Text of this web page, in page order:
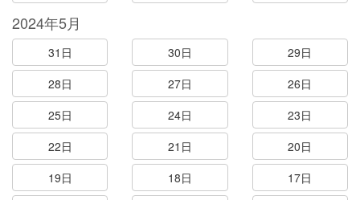
2024年5月
31日 30日
29日
28日
27日
26日
25日
24日
23日
22日
21日
20日
19日
18日
17日